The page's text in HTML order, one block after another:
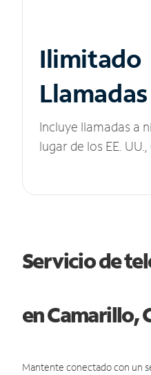
Ilimitado
Incluye llamadas a
lugar de los EE.
Servicio de
en Camarillo,
Mantente conectado con un